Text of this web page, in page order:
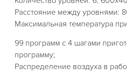
Расстояние между уровнями:
Максимальная температура
99 программ с 4 шагами
программу;
Распределение воздуха в